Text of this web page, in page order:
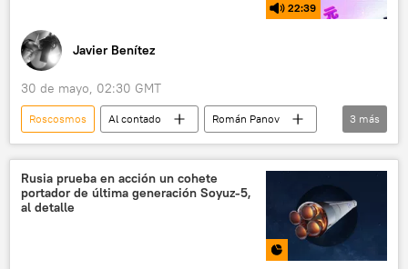
22:39
Javier Benítez
30 de mayo, 02:30 GMT
Roscosmos Al contado
Román Panov
Ártico
EEUU Washington
3 más
Rusia prueba en acción un cohete
portador de última generación Soyuz-5,
al detalle